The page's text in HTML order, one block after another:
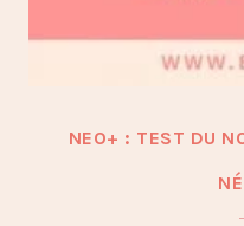
NEO+ : TEST DU